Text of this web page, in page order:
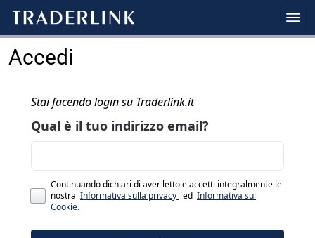
Accedi